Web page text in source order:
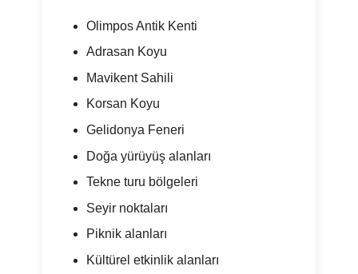
Olimpos Antik Kenti
Adrasan Koyu
Mavikent Sahili
Korsan Koyu
Gelidonya Feneri
Doğa yürüyüş alanları
Tekne turu bölgeleri
Seyir noktaları
Piknik alanları
Kültürel etkinlik alanları